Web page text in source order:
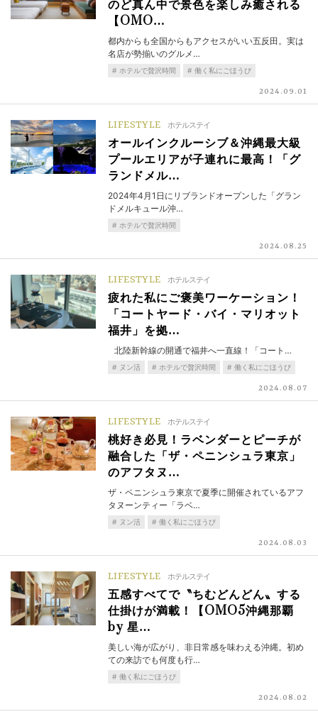
のど真ん中で景色を楽しみ癒される
【OMO…
都内からも全国からもアクセスがいい五反田。実は
名店が勢揃いのグルメ…
ホテルで贅沢時間 働く私にごほうび
2024.09.01
LIFESTYLE ホテルステイ
オールインクルーシブ＆沖縄最大級
プールエリアが子連れに最高！「グ
ランドメル…
2024年4月1日にリブランドオープンした「グラン
ドメルキュール沖…
ホテルで贅沢時間
2024.08.25
LIFESTYLE ホテルステイ
疲れた私にご褒美ワーケーション！
「コートヤード・バイ・マリオット
福井」を拠…
北陸新幹線の開通で福井へ一直線！「コート…
ヌン活 ホテルで贅沢時間 働く私にごほうび
2024.08.07
LIFESTYLE ホテルステイ
桃好き必見！ラベンダーとピーチが
融合した「ザ・ペニンシュラ東京」
のアフタヌ…
ザ・ペニンシュラ東京で夏季に開催されているアフ
タヌーンティー「ラベ…
ヌン活 働く私にごほうび
2024.08.03
LIFESTYLE ホテルステイ
五感すべてで〝ちむどんどん〟する
仕掛けが満載！【OMO5沖縄那覇
by 星…
美しい海が広がり、非日常感を味わえる沖縄。初め
ての来訪でも何度も行…
働く私にごほうび
2024.08.02